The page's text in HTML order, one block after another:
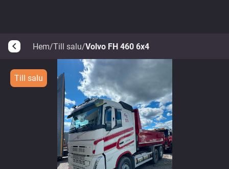
arrow_back_ios Hem/Till salu/Volvo FH 460 6x4
Till salu